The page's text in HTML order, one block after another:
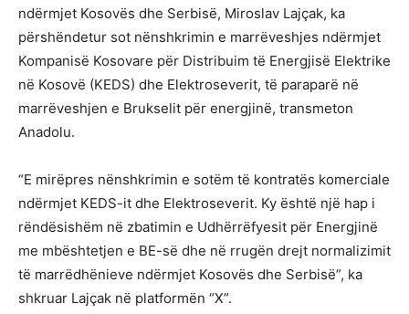
ndërmjet Kosovës dhe Serbisë, Miroslav Lajçak, ka
përshëndetur sot nënshkrimin e marrëveshjes ndërmjet
Kompanisë Kosovare për Distribuim të Energjisë Elektrike
në Kosovë (KEDS) dhe Elektroseverit, të paraparë në
marrëveshjen e Brukselit për energjinë, transmeton
Anadolu.
“E mirëpres nënshkrimin e sotëm të kontratës komerciale
ndërmjet KEDS-it dhe Elektroseverit. Ky është një hap i
rëndësishëm në zbatimin e Udhërrëfyesit për Energjinë
me mbështetjen e BE-së dhe në rrugën drejt normalizimit
të marrëdhënieve ndërmjet Kosovës dhe Serbisë”, ka
shkruar Lajçak në platformën “X”.